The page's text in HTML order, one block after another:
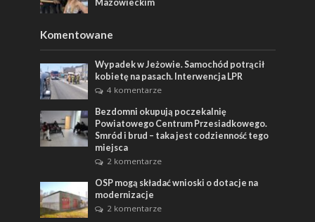
Mazowieckim
Komentowane
Wypadek w Jeżowie. Samochód potrącił
kobietę na pasach. Interwencja LPR
4 komentarze
Bezdomni okupują poczekalnię
Powiatowego Centrum Przesiadkowego.
Smród i brud – taka jest codzienność tego
miejsca
2 komentarze
OSP mogą składać wnioski o dotacje na
modernizacje
2 komentarze